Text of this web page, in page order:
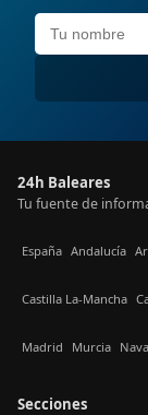
24h Baleares
Tu fuente de
España Andalucía
Castilla La-Mancha
Madrid Murcia
Secciones